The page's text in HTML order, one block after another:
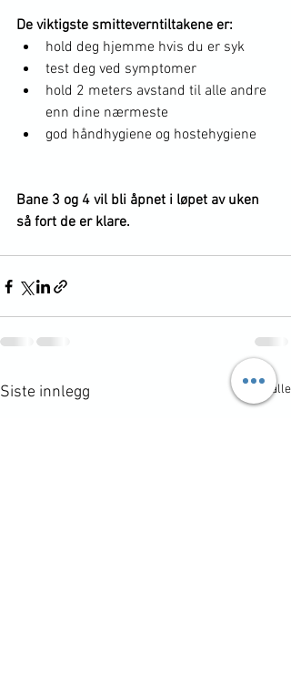
De viktigste smitteverntiltakene er:
hold deg hjemme hvis du er syk
test deg ved symptomer
hold 2 meters avstand til alle andre
enn dine nærmeste
god håndhygiene og hostehygiene
Bane 3 og 4 vil bli åpnet i løpet av uken
så fort de er klare.
Siste innlegg Se alle